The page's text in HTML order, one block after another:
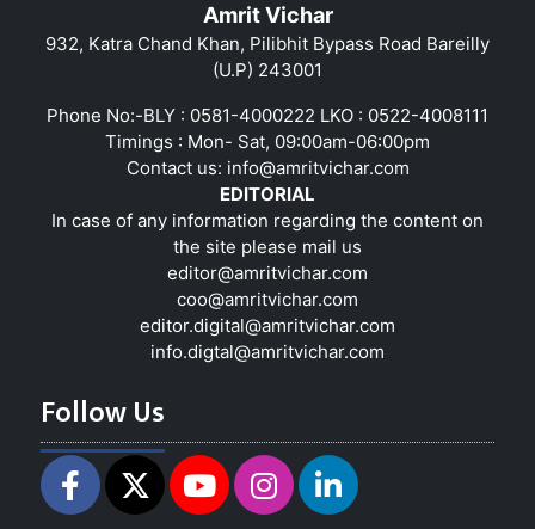
Amrit Vichar
932, Katra Chand Khan, Pilibhit Bypass Road Bareilly
(U.P) 243001
Phone No:-BLY : 0581-4000222 LKO : 0522-4008111
Timings : Mon- Sat, 09:00am-06:00pm
Contact us: info@amritvichar.com
EDITORIAL
In case of any information regarding the content on
the site please mail us
editor@amritvichar.com
coo@amritvichar.com
editor.digital@amritvichar.com
info.digtal@amritvichar.com
Follow Us